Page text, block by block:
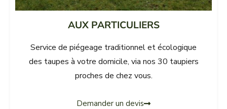
AUX PARTICULIERS
Service de piégeage traditionnel et écologique
des taupes à votre domicile, via nos 30 taupiers
proches de chez vous.
Demander un devis